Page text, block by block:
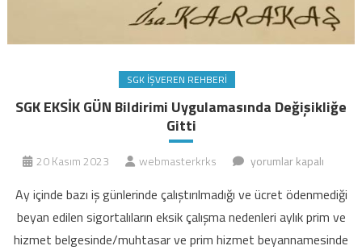
SGK İŞVEREN REHBERI
SGK EKSİK GÜN Bildirimi Uygulamasında Değişikliğe
Gitti
20 Kasım 2023 webmasterkrks
SGK
GÜN
Bildirimi
Uygulamasında
yorumlar kapalı
Ay içinde bazı iş günlerinde çalıştırılmadığı ve ücret ödenmediği
beyan edilen sigortalıların eksik çalışma nedenleri aylık prim ve
hizmet belgesinde/muhtasar ve prim hizmet beyannamesinde